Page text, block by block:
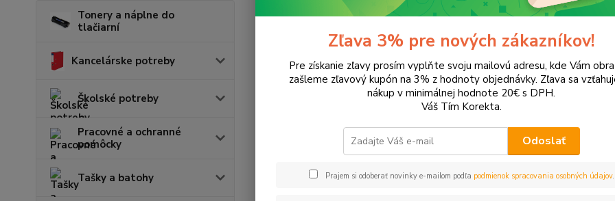
Tonery a náplne do
tlačiarní
Kancelárske potreby
Školské potreby
Pracovné a ochranné
pomôcky
Tašky a batohy
Tonery a náplne do tlačiarní Canon MP530
MP530
Upresniť parametre
EUR Od
Zľava 3% pre nových zákazníkov!
Pre získanie zľavy prosím vyplňte svoju mailovú adresu, kde Vám
zašleme zľavový kupón na 3% z hodnoty objednávky. Zľava sa
nákup v minimálnej hodnote 20€ s DPH.
Váš Tím Korekta.
Odoslať
Prajem si odoberať novinky e-mailom podľa podmienok spracovania osobných údajov.